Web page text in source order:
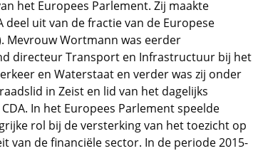
het Europees Parlement. Zij maakte
deel uit van de fractie van de Europese
Mevrouw Wortmann was eerder
directeur Transport en Infrastructuur bij het
en Waterstaat en verder was zij onder
in Zeist en lid van het dagelijks
In het Europees Parlement speelde
rol bij de versterking van het toezicht op
van de financiële sector. In de periode 2015-